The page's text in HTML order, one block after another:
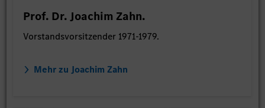
Prof. Dr. Joachim Zahn.
Vorstandsvorsitzender 1971-1979.
Mehr zu Joachim Zahn